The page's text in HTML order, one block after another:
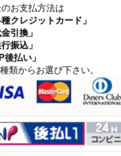
お支払方法は
種クレジットカード」
金引換」
行振込」
後払い」
類からお選び下さい。